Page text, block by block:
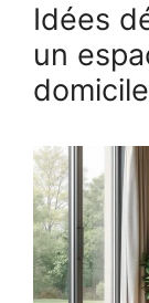
Idées
un
domicile